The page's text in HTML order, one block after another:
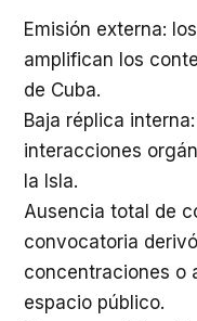
Emisión externa:
amplifican los
de Cuba.
Baja réplica
interacciones
la Isla.
Ausencia total de
convocatoria
concentraciones o
espacio público.